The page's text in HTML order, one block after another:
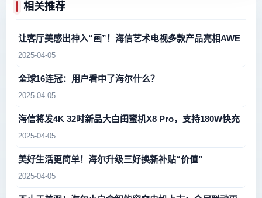
相关推荐
让客厅美感出神入“画”！海信艺术电视多款产品亮相AWE
2025-04-05
全球16连冠：用户看中了海尔什么？
2025-04-05
海信将发4K 32吋新品大白闺蜜机X8 Pro，支持180W快充
2025-04-05
美好生活更简单！海尔升级三好换新补贴“价值”
2025-04-05